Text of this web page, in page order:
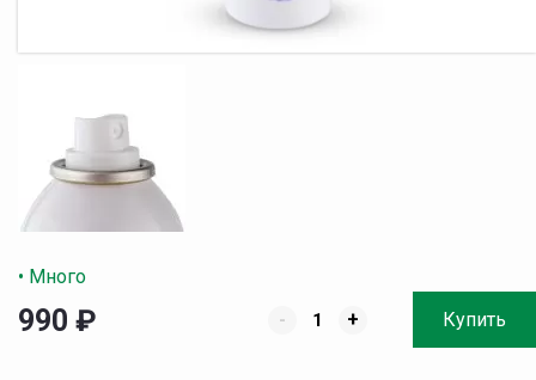
• Много
990 ₽ - + Купить